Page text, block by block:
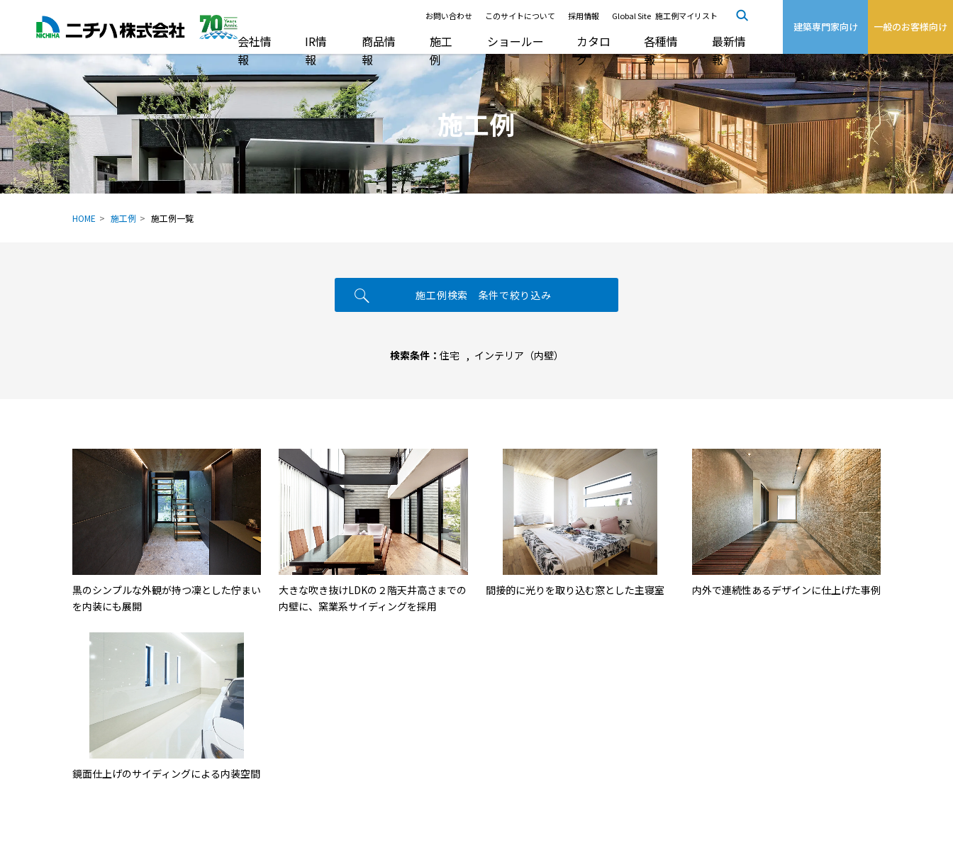
お問い合わせ このサイトについて 採用情報 Global Site 施工例マイリスト
会社情
報
IR情
報
商品情
報
施工
例
ショールー
ム
カタロ
グ
各種情
報
最新情
報
建築専門家向け 一般のお客様向け
施工例
HOME 施工例 施工例一覧
施工例検索 条件で絞り込み
検索条件： 住宅 インテリア（内壁）
黒のシンプルな外観が持つ凜とした佇まい
を内装にも展開
大きな吹き抜けLDKの２階天井高さまでの
内壁に、窯業系サイディングを採用
間接的に光りを取り込む窓とした主寝室 内外で連続性あるデザインに仕上げた事例
鏡面仕上げのサイディングによる内装空間